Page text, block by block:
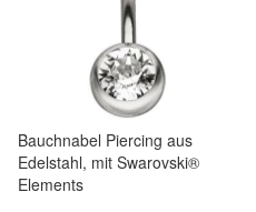
Bauchnabel Piercing aus
Edelstahl, mit Swarovski®
Elements